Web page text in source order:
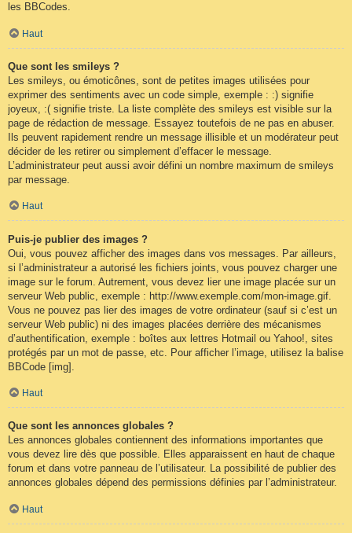
les BBCodes.
Haut
Que sont les smileys ?
Les smileys, ou émoticônes, sont de petites images utilisées pour
exprimer des sentiments avec un code simple, exemple : :) signifie
joyeux, :( signifie triste. La liste complète des smileys est visible sur la
page de rédaction de message. Essayez toutefois de ne pas en abuser.
Ils peuvent rapidement rendre un message illisible et un modérateur peut
décider de les retirer ou simplement d’effacer le message.
L’administrateur peut aussi avoir défini un nombre maximum de smileys
par message.
Haut
Puis-je publier des images ?
Oui, vous pouvez afficher des images dans vos messages. Par ailleurs,
si l’administrateur a autorisé les fichiers joints, vous pouvez charger une
image sur le forum. Autrement, vous devez lier une image placée sur un
serveur Web public, exemple : http://www.exemple.com/mon-image.gif.
Vous ne pouvez pas lier des images de votre ordinateur (sauf si c’est un
serveur Web public) ni des images placées derrière des mécanismes
d’authentification, exemple : boîtes aux lettres Hotmail ou Yahoo!, sites
protégés par un mot de passe, etc. Pour afficher l’image, utilisez la balise
BBCode [img].
Haut
Que sont les annonces globales ?
Les annonces globales contiennent des informations importantes que
vous devez lire dès que possible. Elles apparaissent en haut de chaque
forum et dans votre panneau de l’utilisateur. La possibilité de publier des
annonces globales dépend des permissions définies par l’administrateur.
Haut